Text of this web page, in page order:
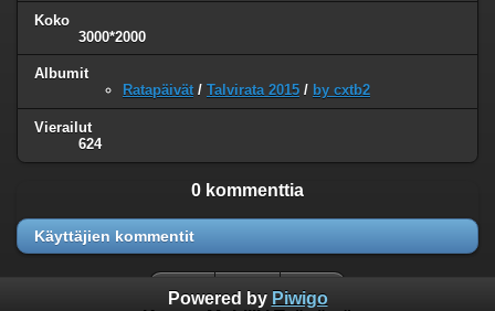
Koko
3000*2000
Albumit
Ratapäivät / Talvirata 2015 / by cxtb2
Vierailut
624
0 kommenttia
Käyttäjien kommentit
Powered by Piwigo